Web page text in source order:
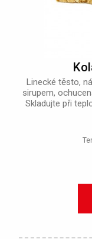
Linecké těsto,
sirupem,
Skladujte při